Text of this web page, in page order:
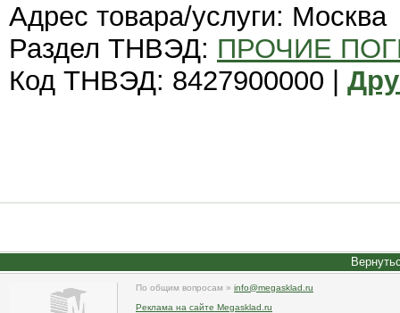
Адрес товара/услуги: Москва
Раздел ТНВЭД: ПРОЧИЕ
Код ТНВЭД: 8427900000 |
По общим вопросам » info@megasklad.ru
Реклама на сайте Megasklad.ru